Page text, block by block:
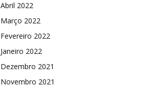
Abril 2022
Março 2022
Fevereiro 2022
Janeiro 2022
Dezembro 2021
Novembro 2021